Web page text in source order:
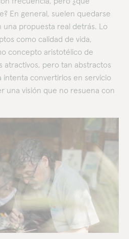
En general, suelen quedarse
una propuesta real detrás. Lo
como calidad de vida,
concepto aristotélico de
atractivos, pero tan abstractos
convertirlos en servicio
una visión que no resuena con